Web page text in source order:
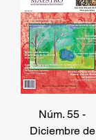
Núm. 55 -
Diciembre de